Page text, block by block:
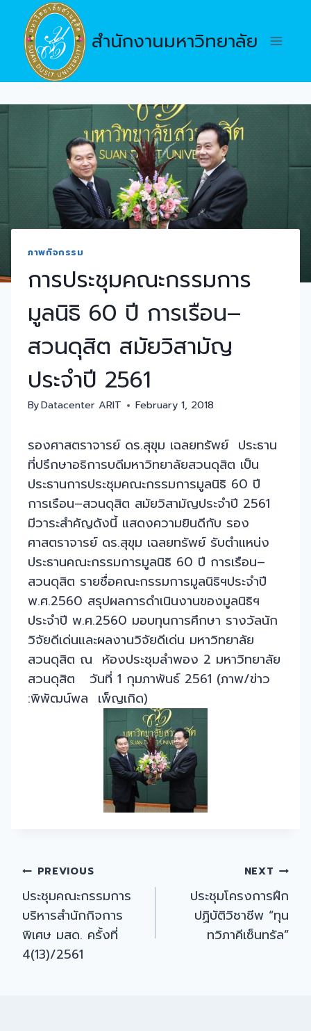
content
สำนักงานมหาวิทยาลัย
ภาพกิจกรรม
การประชุมคณะกรรมการ
มูลนิธิ 60 ปี การเรือน–
สวนดุสิต สมัยวิสามัญ
ประจำปี 2561
ByDatacenter ARIT February 1, 2018
รองศาสตราจารย์ ดร.สุขุม เฉลยทรัพย์ ประธาน
ที่ปรึกษาอธิการบดีมหาวิทยาลัยสวนดุสิต เป็น
ประธานการประชุมคณะกรรมการมูลนิธิ 60 ปี
การเรือน–สวนดุสิต สมัยวิสามัญประจำปี 2561
มีวาระสำคัญดังนี้ แสดงความยินดีกับ รอง
ศาสตราจารย์ ดร.สุขุม เฉลยทรัพย์ รับตำแหน่ง
ประธานคณะกรรมการมูลนิธิ 60 ปี การเรือน–
สวนดุสิต รายชื่อคณะกรรมการมูลนิธิฯประจำปี
พ.ศ.2560 สรุปผลการดำเนินงานของมูลนิธิฯ
ประจำปี พ.ศ.2560 มอบทุนการศึกษา รางวัลนัก
วิจัยดีเด่นและผลงานวิจัยดีเด่น มหาวิทยาลัย
สวนดุสิต ณ ห้องประชุมลำพอง 2 มหาวิทยาลัย
สวนดุสิต วันที่ 1 กุมภาพันธ์ 2561 (ภาพ/ข่าว
:พิพัฒน์พล เพ็ญเกิด)
Post
navigation
PREVIOUS
ประชุมคณะกรรมการ
บริหารสำนักกิจการ
พิเศษ มสด. ครั้งที่
4(13)/2561
NEXT
ประชุมโครงการฝึก
ปฏิบัติวิชาชีพ “ทุน
ทวิภาคีเซ็นทรัล”